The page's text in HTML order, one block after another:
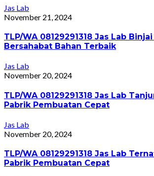
Jas Lab
November 21, 2024
TLP/WA 08129291318 Jas Lab
Bersahabat Bahan Terbaik
Jas Lab
November 20, 2024
TLP/WA 08129291318 Jas Lab
Pabrik Pembuatan Cepat
Jas Lab
November 20, 2024
TLP/WA 08129291318 Jas Lab
Pabrik Pembuatan Cepat